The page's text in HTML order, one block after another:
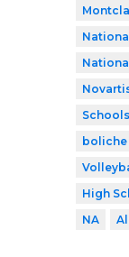
boliche
High
NA